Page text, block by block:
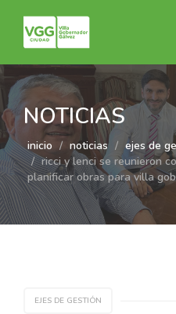
NOTICIAS
inicio noticias
ejes de
ricci y lenci se reunieron
planificar obras para villa
EJES DE GESTIÓN